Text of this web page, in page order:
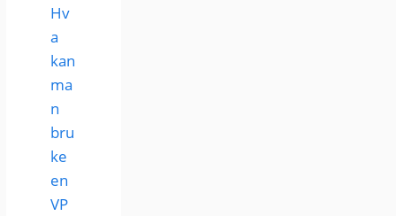
Hv
a
kan
ma
n
bru
ke
en
VP